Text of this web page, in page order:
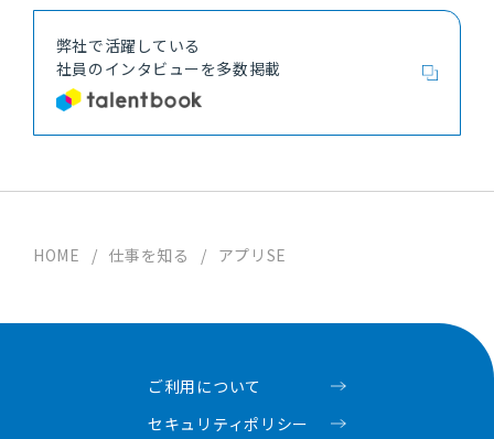
弊社で活躍している
社員のインタビューを多数掲載
HOME / 仕事を知る / アプリSE
ご利用について
セキュリティポリシー